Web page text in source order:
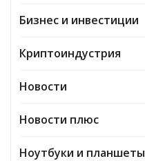
Бизнес и инвестиции
Криптоиндустрия
Новости
Новости плюс
Ноутбуки и планшеты